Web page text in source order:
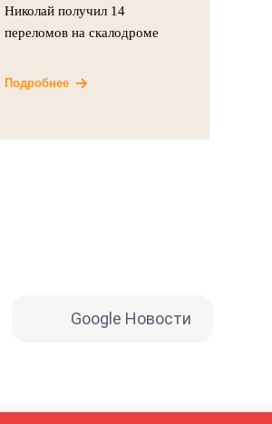
Николай получил 14
переломов на скалодроме
Подробнее
Google Новости